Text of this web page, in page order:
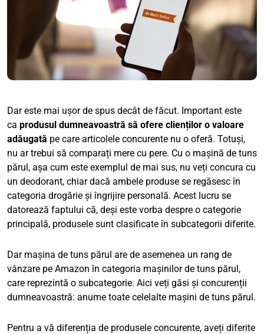
Dar este mai ușor de spus decât de făcut. Important este
ca produsul dumneavoastră să ofere clienților o valoare
adăugată pe care articolele concurente nu o oferă. Totuși,
nu ar trebui să comparați mere cu pere. Cu o mașină de tuns
părul, așa cum este exemplul de mai sus, nu veți concura cu
un deodorant, chiar dacă ambele produse se regăsesc în
categoria drogărie și îngrijire personală. Acest lucru se
datorează faptului că, deși este vorba despre o categorie
principală, produsele sunt clasificate în subcategorii diferite.
Dar mașina de tuns părul are de asemenea un rang de
vânzare pe Amazon în categoria mașinilor de tuns părul,
care reprezintă o subcategorie. Aici veți găsi și concurenții
dumneavoastră: anume toate celelalte mașini de tuns părul.
Pentru a vă diferenția de produsele concurente, aveți diferite